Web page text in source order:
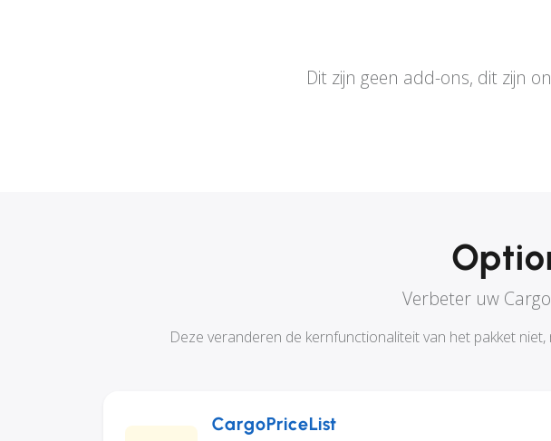
Dit zijn geen add-ons, dit zijn
Verbeter uw
Deze veranderen de kernfunctionaliteit van het pakket
CargoPriceList